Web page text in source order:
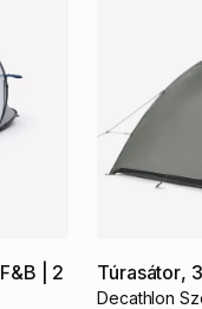
F&B
2
Túrasátor​,​ 3
Decathlon